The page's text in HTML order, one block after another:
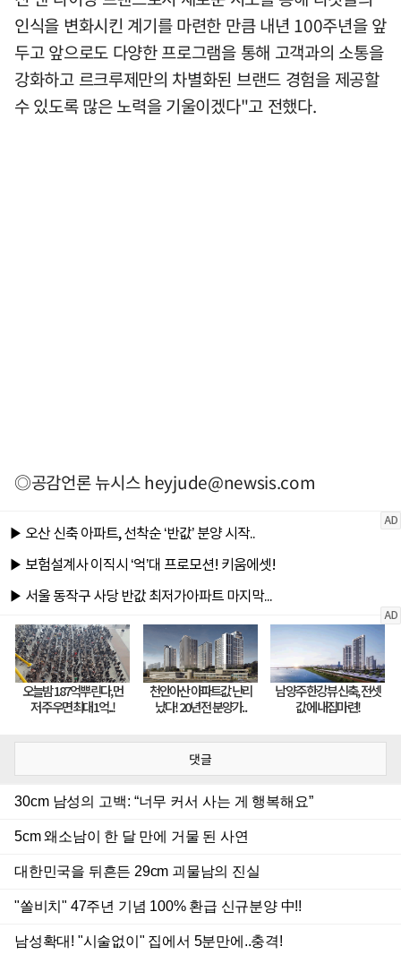
인식을 변화시킨 계기를 마련한 만큼 내년 100주년을 앞
두고 앞으로도 다양한 프로그램을 통해 고객과의 소통을
강화하고 르크루제만의 차별화된 브랜드 경험을 제공할
수 있도록 많은 노력을 기울이겠다"고 전했다.
◎공감언론 뉴시스heyjude@newsis.com
댓글